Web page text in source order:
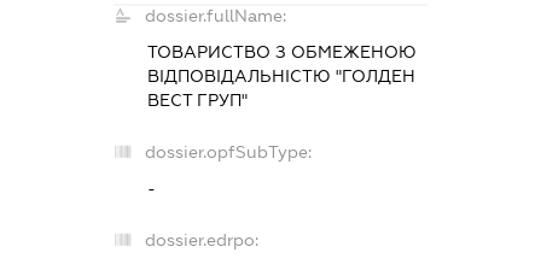
dossier.fullName:
ТОВАРИСТВО З ОБМЕЖЕНОЮ
ВІДПОВІДАЛЬНІСТЮ "ГОЛДЕН
ВЕСТ ГРУП"
dossier.opfSubType:
-
dossier.edrpo: